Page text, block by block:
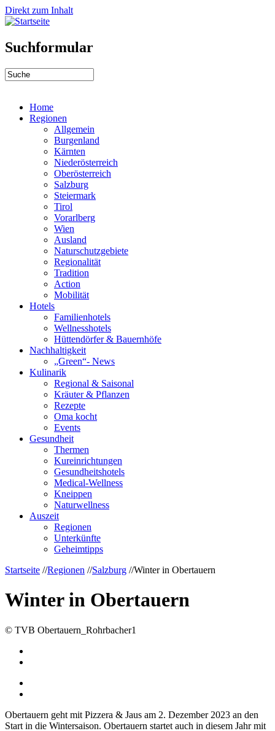
Direkt zum Inhalt
Suchformular
Home
Regionen
Allgemein
Burgenland
Kärnten
Niederösterreich
Oberösterreich
Salzburg
Steiermark
Tirol
Vorarlberg
Wien
Ausland
Naturschutzgebiete
Regionalität
Tradition
Action
Mobilität
Hotels
Familienhotels
Wellnesshotels
Hüttendörfer & Bauernhöfe
Nachhaltigkeit
„Green“- News
Kulinarik
Regional & Saisonal
Kräuter & Pflanzen
Rezepte
Oma kocht
Events
Gesundheit
Thermen
Kureinrichtungen
Gesundheitshotels
Medical-Wellness
Kneippen
Naturwellness
Auszeit
Regionen
Unterkünfte
Geheimtipps
Startseite //Regionen //Salzburg //Winter in Obertauern
Winter in Obertauern
© TVB Obertauern_Rohrbacher1
Obertauern geht mit Pizzera & Jaus am 2. Dezember 2023 an den
Start in die Wintersaison. Obertauern startet auch in diesem Jahr mit